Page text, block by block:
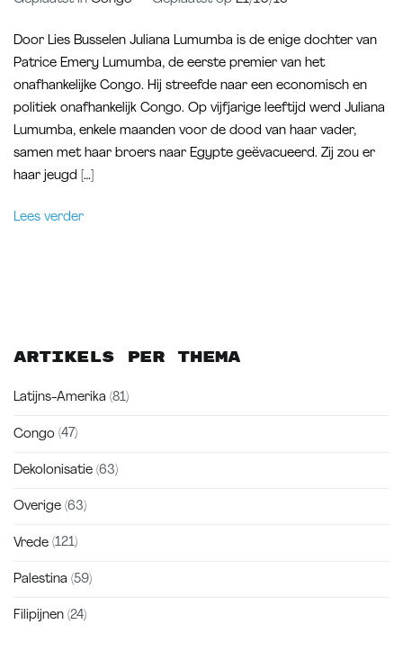
Door Lies Busselen Juliana Lumumba is de enige dochter van
Patrice Emery Lumumba, de eerste premier van het
onafhankelijke Congo. Hij streefde naar een economisch en
politiek onafhankelijk Congo. Op vijfjarige leeftijd werd Juliana
Lumumba, enkele maanden voor de dood van haar vader,
samen met haar broers naar Egypte geëvacueerd. Zij zou er
haar jeugd […]
Lees verder
Artikels per thema
Latijns-Amerika (81)
Congo (47)
Dekolonisatie (63)
Overige (63)
Vrede (121)
Palestina (59)
Filipijnen (24)